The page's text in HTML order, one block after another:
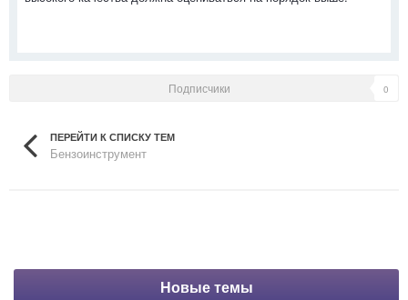
Подписчики 0
ПЕРЕЙТИ К СПИСКУ ТЕМ
Бензоинструмент
Новые темы